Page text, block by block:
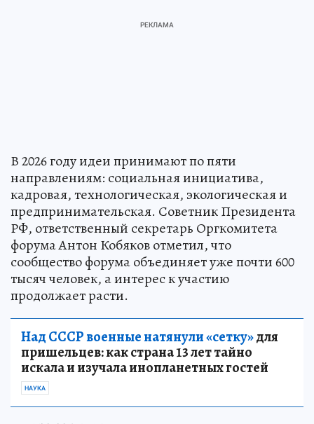
В 2026 году идеи принимают по пяти
направлениям: социальная инициатива,
кадровая, технологическая, экологическая и
предпринимательская. Советник Президента
РФ, ответственный секретарь Оргкомитета
форума Антон Кобяков отметил, что
сообщество форума объединяет уже почти 600
тысяч человек, а интерес к участию
продолжает расти.
Над СССР военные натянули «сетку»для
пришельцев: как страна 13 лет тайно
искала и изучала инопланетных гостей
НАУКА